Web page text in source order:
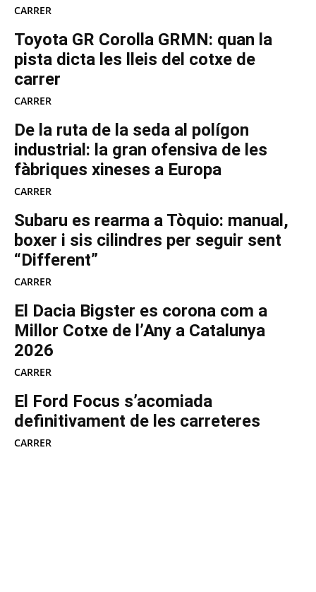
CARRER
Toyota GR Corolla GRMN: quan la
pista dicta les lleis del cotxe de
carrer
CARRER
De la ruta de la seda al polígon
industrial: la gran ofensiva de les
fàbriques xineses a Europa
CARRER
Subaru es rearma a Tòquio: manual,
boxer i sis cilindres per seguir sent
“Different”
CARRER
El Dacia Bigster es corona com a
Millor Cotxe de l’Any a Catalunya
2026
CARRER
El Ford Focus s’acomiada
definitivament de les carreteres
CARRER